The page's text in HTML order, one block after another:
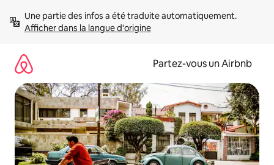
directement
Afficher dans la langue d'origine
Partez-vous un Airbnb